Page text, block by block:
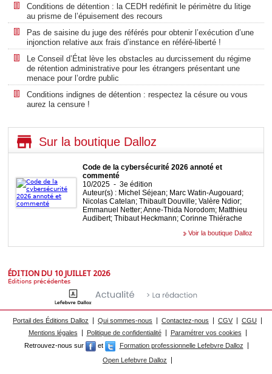
Conditions de détention : la CEDH redéfinit le périmètre du litige
au prisme de l’épuisement des recours
Pas de saisine du juge des référés pour obtenir l’exécution d’une
injonction relative aux frais d’instance en référé-liberté !
Le Conseil d’État lève les obstacles au durcissement du régime
de rétention administrative pour les étrangers présentant une
menace pour l’ordre public
Conditions indignes de détention : respectez la césure ou vous
aurez la censure !
Sur la boutique Dalloz
Code de la cybersécurité 2026 annoté et
commenté
10/2025 - 3e édition
Auteur(s) : Michel Séjean; Marc Watin-Augouard;
Nicolas Catelan; Thibault Douville; Valère Ndior;
Emmanuel Netter; Anne-Thida Norodom; Matthieu
Audibert; Thibaut Heckmann; Corinne Thiérache
Voir la boutique Dalloz
ÉDITION DU 10 JUILLET 2026
Éditions précédentes
Portail des Éditions Dalloz Qui sommes-nous Contactez-nous CGV
CGU
Mentions légales
Politique de confidentialité
Paramétrer vos cookies
Retrouvez-nous sur
et
Formation professionnelle Lefebvre Dalloz
Open Lefebvre Dalloz